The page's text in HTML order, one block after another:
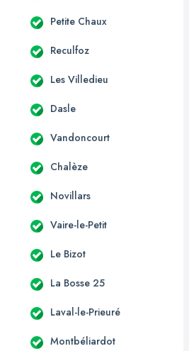
Petite Chaux
Reculfoz
Les Villedieu
Dasle
Vandoncourt
Chalèze
Novillars
Vaire-le-Petit
Le Bizot
La Bosse 25
Laval-le-Prieuré
Montbéliardot